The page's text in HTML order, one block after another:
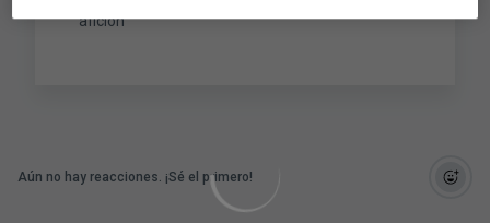
afición"
Aún no hay reacciones. ¡Sé el primero!